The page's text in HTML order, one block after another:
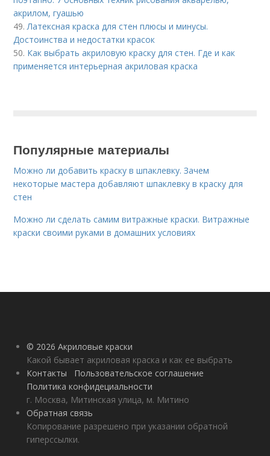
акрилом, гуашью
49. Латексная краска для стен плюсы и минусы.
Достоинства и недостатки красок
50. Как выбрать акриловую краску для стен. Где и как
применяется интерьерная акриловая краска
Популярные материалы
Можно ли добавить краску в шпаклевку. Зачем
некоторые мастера добавляют шпаклевку в краску для
стен
Можно ли сделать самим витражные краски. Витражные
краски своими руками в домашних условиях
© 2026 Акриловые краски
Какой бывает акриловая краска и как ее выбрать
Контакты
Пользовательское соглашение
Политика конфидециальности
г. Москва, Митинская улица, м. Митино
Обратная связь
Копирование разрешено при указании обратной
гиперссылки.